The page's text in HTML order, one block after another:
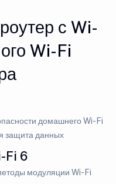
с Wi-
Wi-Fi
домашнего Wi-Fi
защита данных
Fi 6
модуляции Wi-Fi